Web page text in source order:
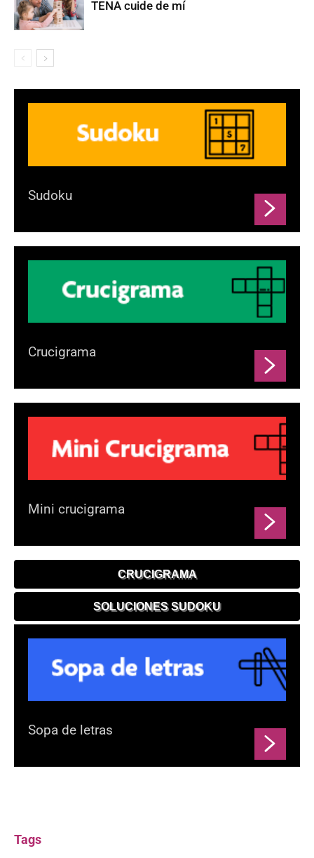
TENA cuide de mí
Sudoku
Crucigrama
Mini crucigrama
CRUCIGRAMA
SOLUCIONES SUDOKU
Sopa de letras
Tags